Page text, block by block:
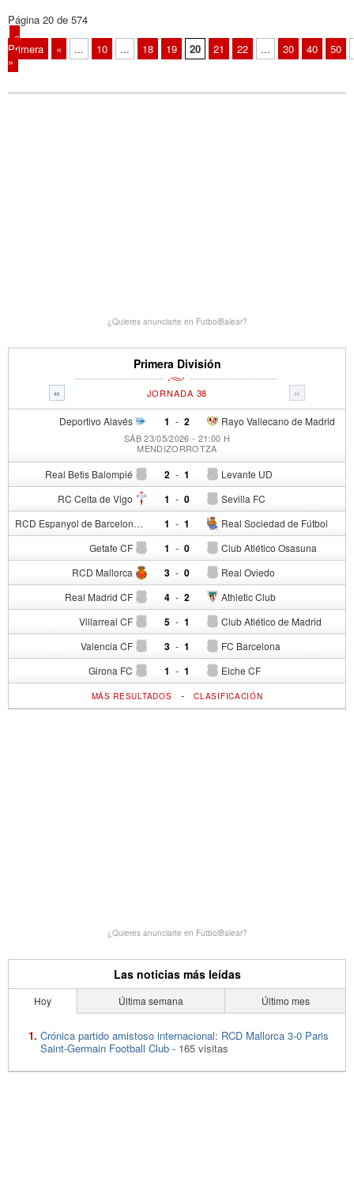
Página 20 de 574
«
Primera
« ... 10 ... 18 19 20 21 22 ... 30 40
50
»
¿Quieres anunciarte en FutbolBalear?
Primera División
« »
JORNADA 38
Deportivo Alavés 1 - Rayo Vallecano de Madrid
2
SÁB 23/05/2026 - 21:00 H
MENDIZORROTZA
Real Betis Balompié 2 - Levante UD
1
RC Celta de Vigo 1 - Sevilla FC
0
RCD Espanyol de Barcelona 1 - Real Sociedad de Fútbol
1
Getafe CF 1 - Club Atlético Osasuna
0
RCD Mallorca 3 - Real Oviedo
0
Real Madrid CF 4 - Athletic Club
2
Villarreal CF 5 - Club Atlético de Madrid
1
Valencia CF 3 - FC Barcelona
1
Girona FC 1 - Elche CF
1
MÁS RESULTADOS -CLASIFICACIÓN
¿Quieres anunciarte en FutbolBalear?
Las noticias más leídas
Hoy Última semana Último mes
Crónica partido amistoso internacional: RCD Mallorca 3-0 Paris
Saint-Germain Football Club - 165 visitas